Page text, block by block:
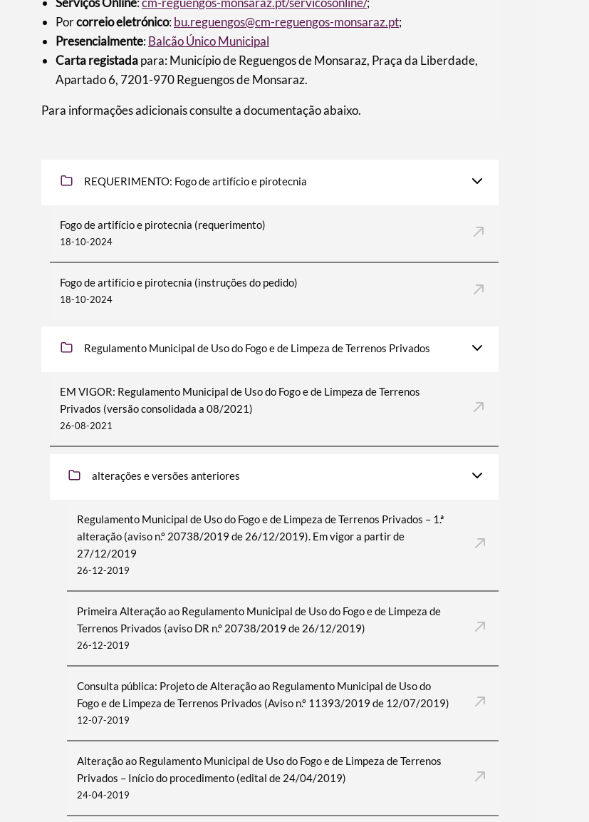
Porcorreio eletrónico: bu.reguengos@cm-reguengos-monsaraz.pt;
Presencialmente: Balcão Único Municipal
Carta registadapara: Município de Reguengos de Monsaraz, Praça da Liberdade,
Apartado 6, 7201-970 Reguengos de Monsaraz.
Para informações adicionais consulte a documentação abaixo.
REQUERIMENTO: Fogo de artifício e pirotecnia
Fogo de artifício e pirotecnia (requerimento)
18-10-2024
Fogo de artifício e pirotecnia (instruções do pedido)
18-10-2024
Regulamento Municipal de Uso do Fogo e de Limpeza de Terrenos Privados
EM VIGOR: Regulamento Municipal de Uso do Fogo e de Limpeza de Terrenos
Privados (versão consolidada a 08/2021)
26-08-2021
alterações e versões anteriores
Regulamento Municipal de Uso do Fogo e de Limpeza de Terrenos Privados – 1.ª
alteração (aviso n.º 20738/2019 de 26/12/2019). Em vigor a partir de
27/12/2019
26-12-2019
Primeira Alteração ao Regulamento Municipal de Uso do Fogo e de Limpeza de
Terrenos Privados (aviso DR n.º 20738/2019 de 26/12/2019)
26-12-2019
Consulta pública: Projeto de Alteração ao Regulamento Municipal de Uso do
Fogo e de Limpeza de Terrenos Privados (Aviso n.º 11393/2019 de 12/07/2019)
12-07-2019
Alteração ao Regulamento Municipal de Uso do Fogo e de Limpeza de Terrenos
Privados – Início do procedimento (edital de 24/04/2019)
24-04-2019